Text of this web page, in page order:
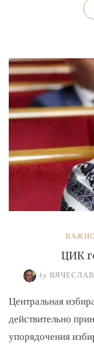
ЦИК
by
Центральная
действительно
упорядочения